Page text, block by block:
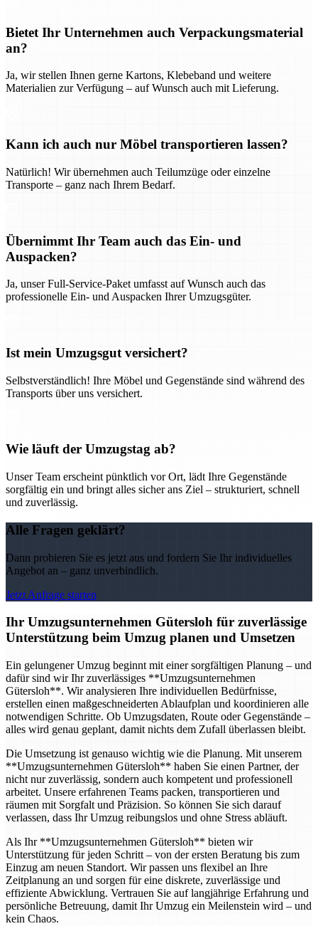
Bietet Ihr Unternehmen auch Verpackungsmaterial
an?
Ja, wir stellen Ihnen gerne Kartons, Klebeband und weitere
Materialien zur Verfügung – auf Wunsch auch mit Lieferung.
Kann ich auch nur Möbel transportieren lassen?
Natürlich! Wir übernehmen auch Teilumzüge oder einzelne
Transporte – ganz nach Ihrem Bedarf.
Übernimmt Ihr Team auch das Ein- und
Auspacken?
Ja, unser Full-Service-Paket umfasst auf Wunsch auch das
professionelle Ein- und Auspacken Ihrer Umzugsgüter.
Ist mein Umzugsgut versichert?
Selbstverständlich! Ihre Möbel und Gegenstände sind während des
Transports über uns versichert.
Wie läuft der Umzugstag ab?
Unser Team erscheint pünktlich vor Ort, lädt Ihre Gegenstände
sorgfältig ein und bringt alles sicher ans Ziel – strukturiert, schnell
und zuverlässig.
Alle Fragen geklärt?
Dann probieren Sie es jetzt aus und fordern Sie Ihr individuelles
Angebot an – ganz unverbindlich.
Jetzt Anfrage starten
Ihr Umzugsunternehmen Gütersloh für zuverlässige
Unterstützung beim Umzug planen und Umsetzen
Ein gelungener Umzug beginnt mit einer sorgfältigen Planung – und
dafür sind wir Ihr zuverlässiges **Umzugsunternehmen
Gütersloh**. Wir analysieren Ihre individuellen Bedürfnisse,
erstellen einen maßgeschneiderten Ablaufplan und koordinieren alle
notwendigen Schritte. Ob Umzugsdaten, Route oder Gegenstände –
alles wird genau geplant, damit nichts dem Zufall überlassen bleibt.
Die Umsetzung ist genauso wichtig wie die Planung. Mit unserem
**Umzugsunternehmen Gütersloh** haben Sie einen Partner, der
nicht nur zuverlässig, sondern auch kompetent und professionell
arbeitet. Unsere erfahrenen Teams packen, transportieren und
räumen mit Sorgfalt und Präzision. So können Sie sich darauf
verlassen, dass Ihr Umzug reibungslos und ohne Stress abläuft.
Als Ihr **Umzugsunternehmen Gütersloh** bieten wir
Unterstützung für jeden Schritt – von der ersten Beratung bis zum
Einzug am neuen Standort. Wir passen uns flexibel an Ihre
Zeitplanung an und sorgen für eine diskrete, zuverlässige und
effiziente Abwicklung. Vertrauen Sie auf langjährige Erfahrung und
persönliche Betreuung, damit Ihr Umzug ein Meilenstein wird – und
kein Chaos.